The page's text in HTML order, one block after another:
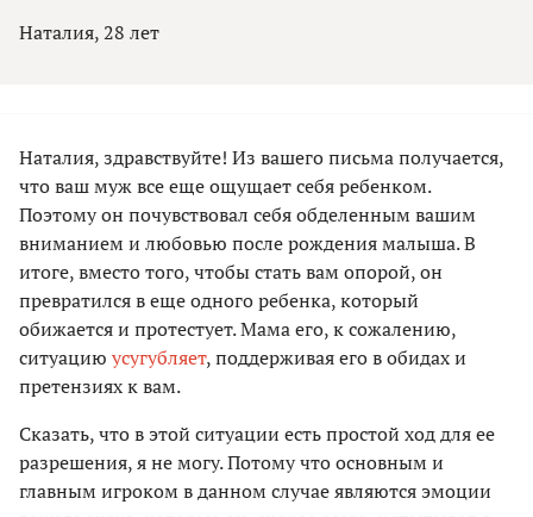
Наталия, 28 лет
Наталия, здравствуйте! Из вашего письма получается,
что ваш муж все еще ощущает себя ребенком.
Поэтому он почувствовал себя обделенным вашим
вниманием и любовью после рождения малыша. В
итоге, вместо того, чтобы стать вам опорой, он
превратился в еще одного ребенка, который
обижается и протестует. Мама его, к сожалению,
ситуацию усугубляет, поддерживая его в обидах и
претензиях к вам.
Сказать, что в этой ситуации есть простой ход для ее
разрешения, я не могу. Потому что основным и
главным игроком в данном случае являются эмоции